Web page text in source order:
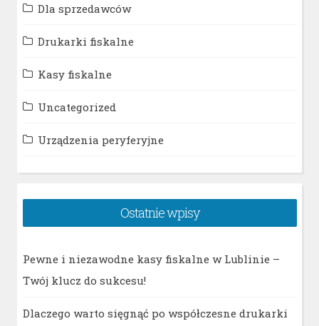
Dla sprzedawców
Drukarki fiskalne
Kasy fiskalne
Uncategorized
Urządzenia peryferyjne
Ostatnie wpisy
Pewne i niezawodne kasy fiskalne w Lublinie –
Twój klucz do sukcesu!
Dlaczego warto sięgnąć po współczesne drukarki